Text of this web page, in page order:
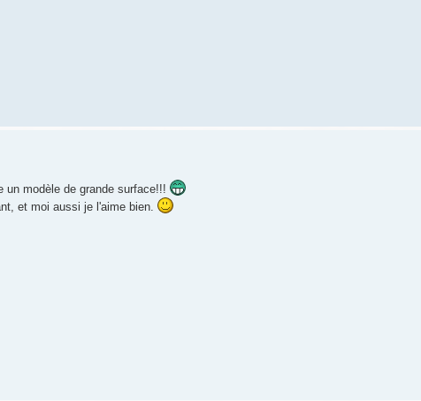
un modèle de grande surface!!!
et moi aussi je l'aime bien.